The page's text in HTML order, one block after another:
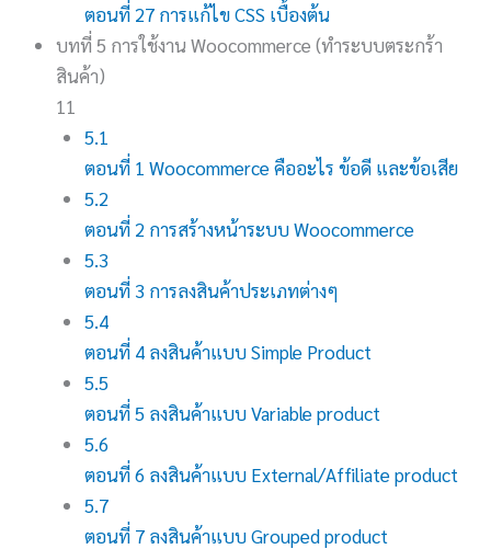
ตอนที่ 27 การแก้ไข CSS เบื้องต้น
บทที่ 5 การใช้งาน Woocommerce (ทำระบบตระกร้า
สินค้า)
11
5.1
ตอนที่ 1 Woocommerce คืออะไร ข้อดี และข้อเสีย
5.2
ตอนที่ 2 การสร้างหน้าระบบ Woocommerce
5.3
ตอนที่ 3 การลงสินค้าประเภทต่างๆ
5.4
ตอนที่ 4 ลงสินค้าแบบ Simple Product
5.5
ตอนที่ 5 ลงสินค้าแบบ Variable product
5.6
ตอนที่ 6 ลงสินค้าแบบ External/Affiliate product
5.7
ตอนที่ 7 ลงสินค้าแบบ Grouped product